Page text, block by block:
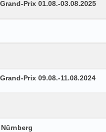
Prix 01.08.-03.08.2025
Prix 09.08.-11.08.2024
Nürnberg